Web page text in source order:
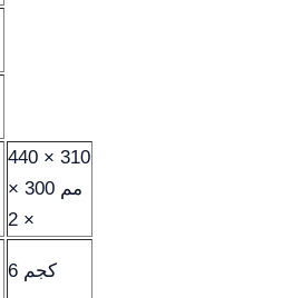
440 × 310
× 300 مم
× 2
6 كجم